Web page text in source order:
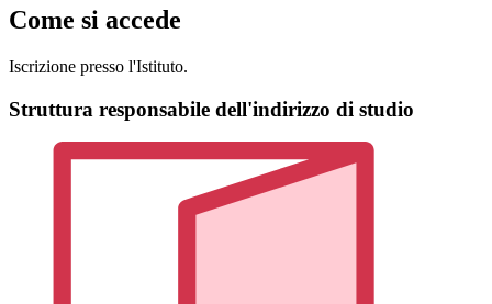
Come si accede
Iscrizione presso l'Istituto.
Struttura responsabile dell'indirizzo di studio